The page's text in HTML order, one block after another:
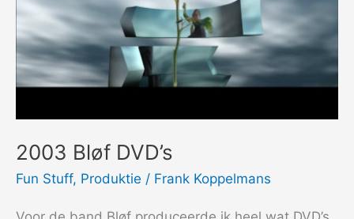
2003 Bløf DVD’s
Fun Stuff, Produktie / Frank Koppelmans